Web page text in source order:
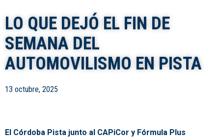
LO QUE DEJÓ EL FIN DE
SEMANA DEL
AUTOMOVILISMO EN PISTA
13 octubre, 2025
El Córdoba Pista junto al CAPiCor y Fórmula Plus